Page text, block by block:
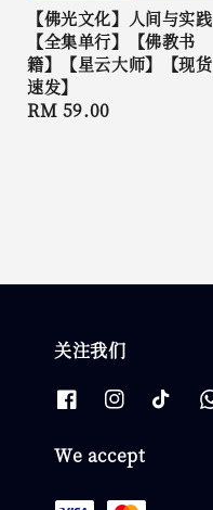
【佛光文化】人间与实践
【全集单行】【佛教书
籍】【星云大师】【现货
速发】
Regular
RM 59.00
关注我们
We accept